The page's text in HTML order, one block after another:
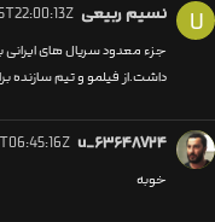
U نسیم ربیعی
جزء معدود سریال های ایرانی
داشت.از فیلمو و تیم
u_۶۳۶۴۸۷۲۴
خوبه